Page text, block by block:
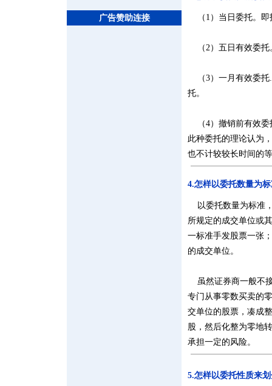
广告赞助连接 （1）当日委托。即
（2）五日有效委托
（3）一月有效委托.
托。
（4）撤销前有效委
此种委托的理论认为
也不计较较长时间的
4.怎样以委托数量为
以委托数量为标准
所规定的成交单位或
一标准手发股票一张
的成交单位。
虽然证券商一般不
专门从事零数买卖的
交单位的股票，凑成
股，然后化整为零地
承担一定的风险。
5.怎样以委托性质来